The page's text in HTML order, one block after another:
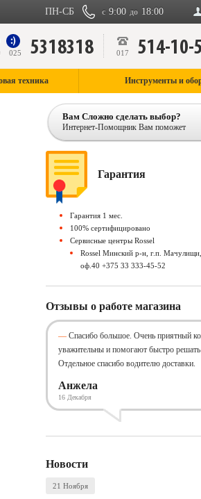
с 9:00 до 18:00
ПН-СБ
025 5318318 017 514-10-
техника Инструменты и
Вам Сложно сделать выбор?
Интернет-Помощник Вам поможет
Гарантия
Гарантия 1 мес.
100% сертифицировано
Сервисные центры Rossel
Rossel Минский р-н, г.п.
оф.40 +375 33 333-45-52
Отзывы о работе магазина
Спасибо большое. Очень приятный
уважительны и помогают быстро
Отдельное спасибо водителю доставки.
Анжела
16 Декабря
Новости
21 Ноября